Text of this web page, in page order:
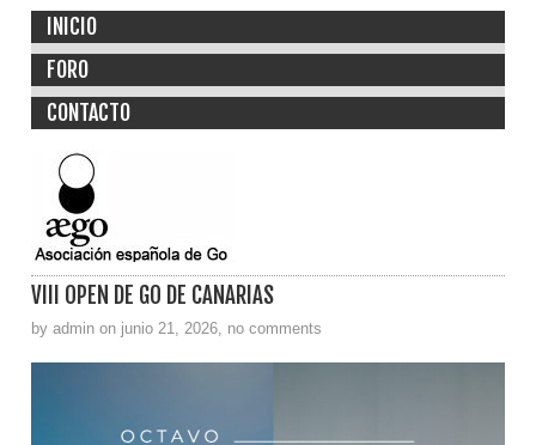
INICIO
FORO
CONTACTO
VIII OPEN DE GO DE CANARIAS
by admin on junio 21, 2026, no comments